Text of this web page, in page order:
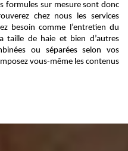
formules sur mesure sont donc
chez nous les services
besoin comme l’entretien du
taille de haie et bien d’autres
ou séparées selon vos
vous-même les contenus